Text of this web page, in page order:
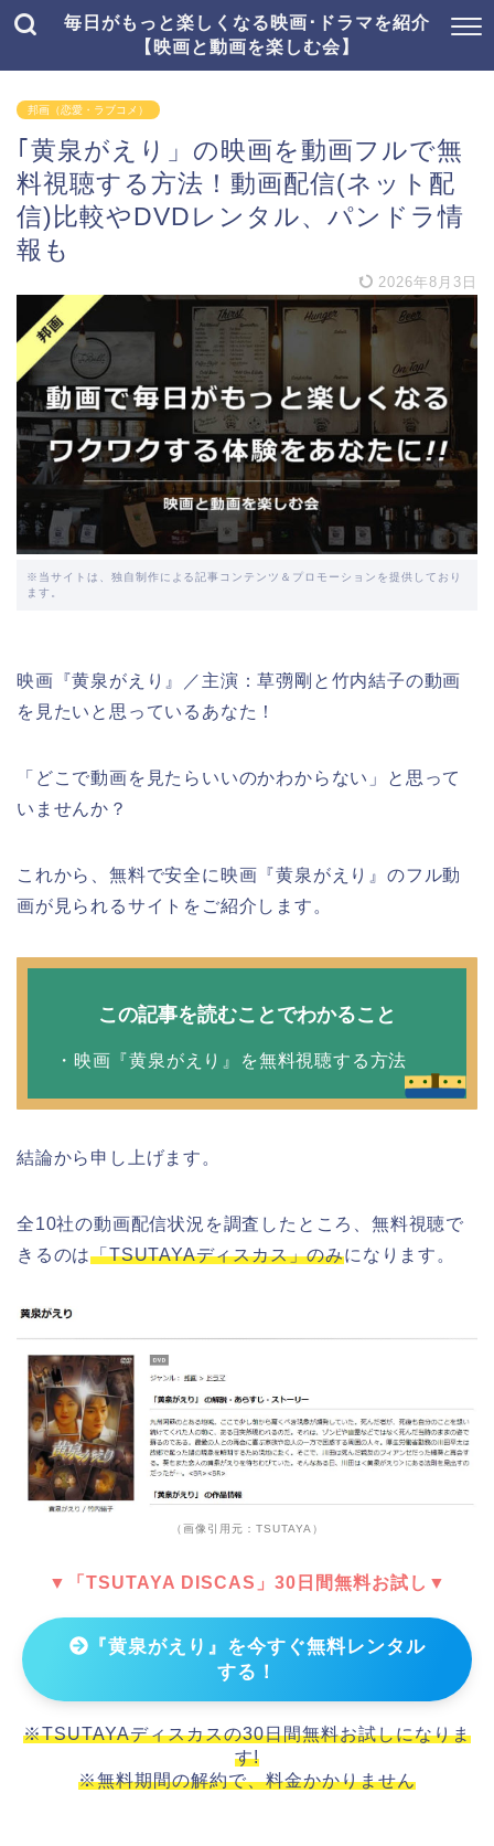
毎日がもっと楽しくなる映画･ドラマを紹介
【映画と動画を楽しむ会】
邦画（恋愛・ラブコメ）
｢黄泉がえり」の映画を動画フルで無
料視聴する方法！動画配信(ネット配
信)比較やDVDレンタル、パンドラ情
報も
2026年8月3日
※当サイトは、独自制作による記事コンテンツ＆プロモーションを提供しており
ます。
映画『黄泉がえり』／主演：草彅剛と竹内結子の動画
を見たいと思っているあなた！
「どこで動画を見たらいいのかわからない」と思って
いませんか？
これから、無料で安全に映画『黄泉がえり』のフル動
画が見られるサイトをご紹介します。
この記事を読むことでわかること
・映画『黄泉がえり』を無料視聴する方法
結論から申し上げます。
全10社の動画配信状況を調査したところ、無料視聴で
きるのは「TSUTAYAディスカス」のみになります。
（画像引用元：TSUTAYA）
▼「TSUTAYA DISCAS」30日間無料お試し▼
『黄泉がえり』を今すぐ無料レンタル
する！
※TSUTAYAディスカスの30日間無料お試しになりま
す!
※無料期間の解約で、料金かかりません